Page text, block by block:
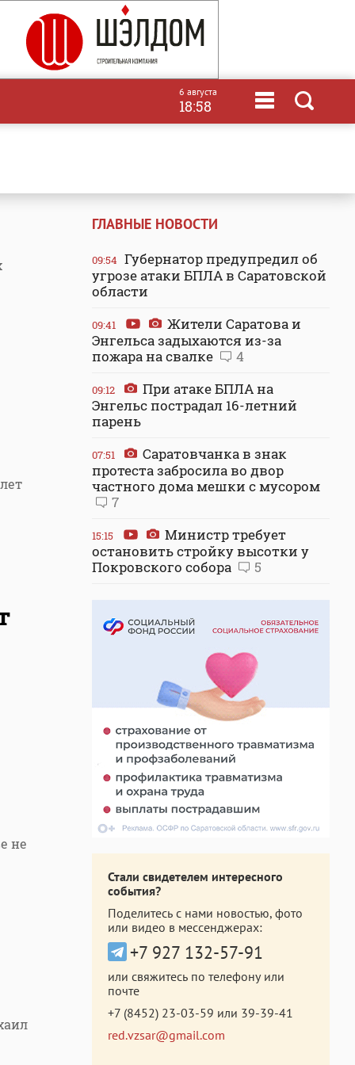
6 августа
18:58
не
ГЛАВНЫЕ НОВОСТИ
09:54 Губернатор предупредил об
угрозе атаки БПЛА в Саратовской
области
09:41
Жители Саратова и
Энгельса задыхаются из-за
пожара на свалке
4
09:12
При атаке БПЛА на
Энгельс пострадал 16-летний
парень
07:51
Саратовчанка в знак
протеста забросила во двор
частного дома мешки с мусором
7
15:15
Министр требует
остановить стройку высотки у
Покровского собора
5
Стали свидетелем интересного
события?
Поделитесь с нами новостью, фото
или видео в мессенджерах:
+7 927 132-57-91
или свяжитесь по телефону или
почте
+7 (8452) 23-03-59 или 39-39-41
red.vzsar@gmail.com